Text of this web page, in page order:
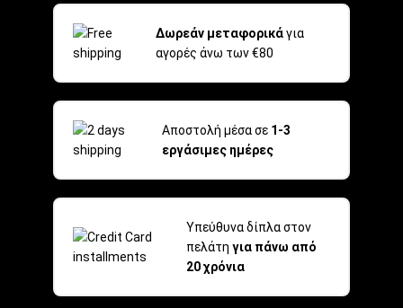
Δωρεάν μεταφορικάγια
αγορές άνω των €80
Αποστολή μέσα σε 1-3
εργάσιμες ημέρες
Υπεύθυνα δίπλα στον
πελάτη για πάνω από
20 χρόνια